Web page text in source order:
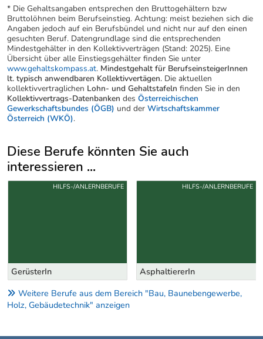
* Die Gehaltsangaben entsprechen den Bruttogehältern bzw
Bruttolöhnen beim Berufseinstieg. Achtung: meist beziehen sich die
Angaben jedoch auf ein Berufsbündel und nicht nur auf den einen
gesuchten Beruf. Datengrundlage sind die entsprechenden
Mindestgehälter in den Kollektivverträgen (Stand: 2025). Eine
Übersicht über alle Einstiegsgehälter finden Sie unter
www.gehaltskompass.at. Mindestgehalt für BerufseinsteigerInnen
lt. typisch anwendbaren Kollektivvertägen. Die aktuellen
kollektivvertraglichen Lohn- und Gehaltstafeln finden Sie in den
Kollektivvertrags-Datenbanken des Österreichischen
Gewerkschaftsbundes (ÖGB) und der Wirtschaftskammer
Österreich (WKÖ).
Diese Berufe könnten Sie auch
interessieren ...
Uber weitere Berufsvorschläge
GerüsterIn
HILFS-/ANLERNBERUFE
AsphaltiererIn
HILFS-/ANLERNBERUFE
Weitere Berufe aus dem Bereich "Bau, Baunebengewerbe,
Holz, Gebäudetechnik" anzeigen